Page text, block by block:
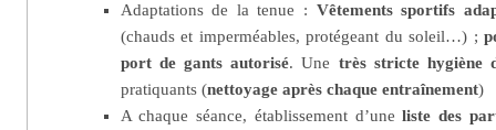
Adaptations de la tenue : Vêtements sportifs
(chauds et imperméables, protégeant du soleil…) ;
port de gants autorisé. Une très stricte hygiène
pratiquants (nettoyage après chaque entraînement)
A chaque séance, établissement d’uneliste des